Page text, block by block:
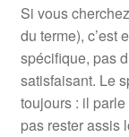
Si vous
du terme), c’est
spécifique, pas
satisfaisant. Le
toujours : il
pas rester assis